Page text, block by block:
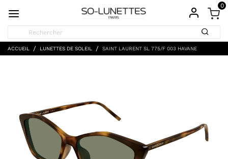
0
ACCUEIL LUNETTES DE SOLEIL SAINT LAURENT SL 775/F 003 HAVANE